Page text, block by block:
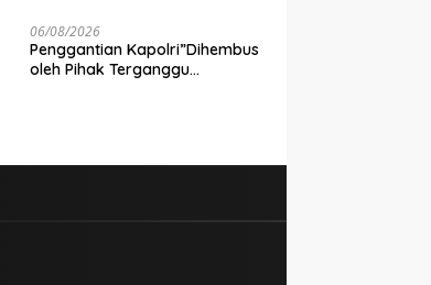
06/08/2026
Penggantian Kapolri”Dihembus
oleh Pihak Terganggu